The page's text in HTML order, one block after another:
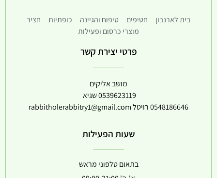
בית לארנבון חטיפים טיפוח והגיינה כופתיות
חציר
מוצרי כרסום ופעילות
פרטי יצירת קשר
מושב אליקים
0539623119שגיא
0548186646רויטלrabbitholerabbitry1@gmail.com
שעות הפעילות
בתאום טלפוני מראש